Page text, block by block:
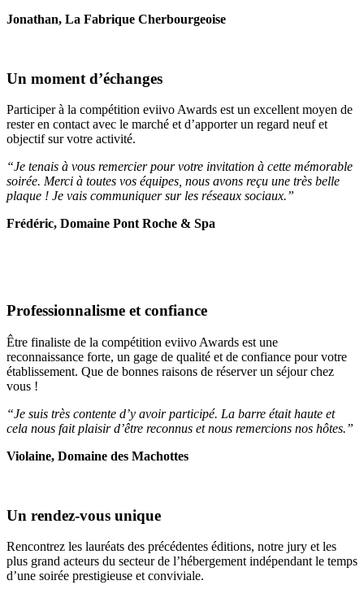
Jonathan, La Fabrique Cherbourgeoise
Un moment d’échanges
Participer à la compétition eviivo Awards est un excellent moyen de
rester en contact avec le marché et d’apporter un regard neuf et
objectif sur votre activité.
“Je tenais à vous remercier pour votre invitation à cette mémorable
soirée. Merci à toutes vos équipes, nous avons reçu une très belle
plaque ! Je vais communiquer sur les réseaux sociaux.”
Frédéric, Domaine Pont Roche & Spa
Professionnalisme et confiance
Être finaliste de la compétition eviivo Awards est une
reconnaissance forte, un gage de qualité et de confiance pour votre
établissement. Que de bonnes raisons de réserver un séjour chez
vous !
“Je suis très contente d’y avoir participé. La barre était haute et
cela nous fait plaisir d’être reconnus et nous remercions nos hôtes.”
Violaine, Domaine des Machottes
Un rendez-vous unique
Rencontrez les lauréats des précédentes éditions, notre jury et les
plus grand acteurs du secteur de l’hébergement indépendant le temps
d’une soirée prestigieuse et conviviale.